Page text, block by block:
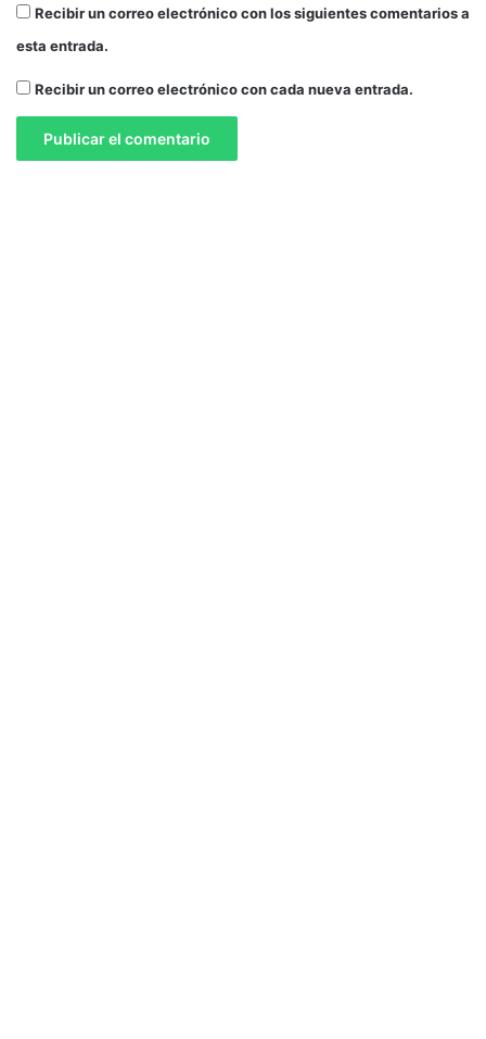
Recibir un correo electrónico con los siguientes comentarios a
esta entrada.
Recibir un correo electrónico con cada nueva entrada.